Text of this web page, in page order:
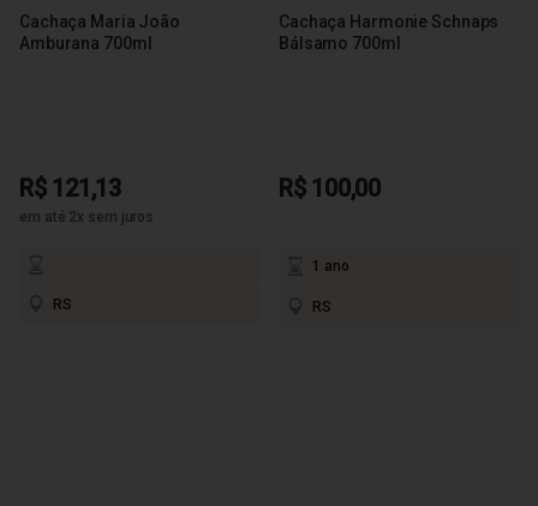
Cachaça Maria João
Amburana 700ml
R$ 121,13
em até 2x sem juros
RS
Cachaça Harmonie Schnaps
Bálsamo 700ml
R$ 100,00
1 ano
RS